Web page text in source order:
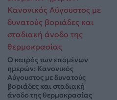
Ο καιρός των επομένων
ημερών: Κανονικός
Αύγουστος με δυνατούς
βοριάδες και σταδιακή
άνοδο της θερμοκρασίας